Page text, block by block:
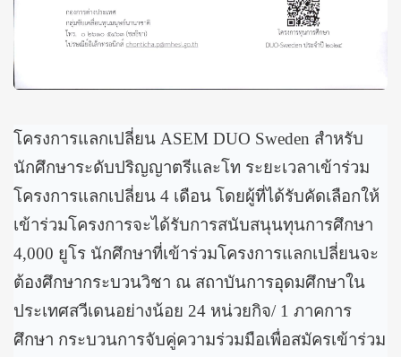
โครงการแลกเปลี่ยน ASEM DUO Sweden สำหรับ
นักศึกษาระดับปริญญาตรีและโท ระยะเวลาเข้าร่วม
โครงการแลกเปลี่ยน 4 เดือน โดยผู้ที่ได้รับคัดเลือกให้
เข้าร่วมโครงการจะได้รับการสนับสนุนทุนการศึกษา
4,000 ยูโร นักศึกษาที่เข้าร่วมโครงการแลกเปลี่ยนจะ
ต้องศึกษากระบวนวิชา ณ สถาบันการอุดมศึกษาใน
ประเทศสวีเดนอย่างน้อย 24 หน่วยกิจ/ 1 ภาคการ
ศึกษา กระบวนการจับคู่ความร่วมมือเพื่อสมัครเข้าร่วม